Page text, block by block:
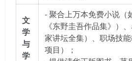
文
学
与
学
- 聚合上万本免费小说（
《东野圭吾作品集》）
家讲坛全集）、职场技
项目）；